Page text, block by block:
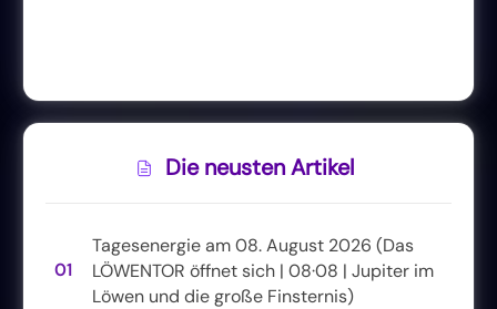
Die neusten Artikel
01
Tagesenergie am 08. August 2026 (Das
LÖWENTOR öffnet sich | 08·08 | Jupiter im
Löwen und die große Finsternis)